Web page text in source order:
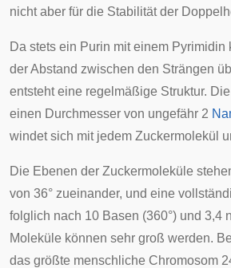
nicht aber für die Stabilität der
Da stets ein Purin mit einem Pyrimidin
der Abstand zwischen den Strängen
entsteht eine regelmäßige Struktur.
einen Durchmesser von ungefähr 2
windet sich mit jedem Zuckermolekül
Die Ebenen der Zuckermoleküle
von 36° zueinander, und eine
folglich nach 10 Basen (360°) und 3,4
Moleküle können sehr groß werden.
das größte menschliche Chromosom